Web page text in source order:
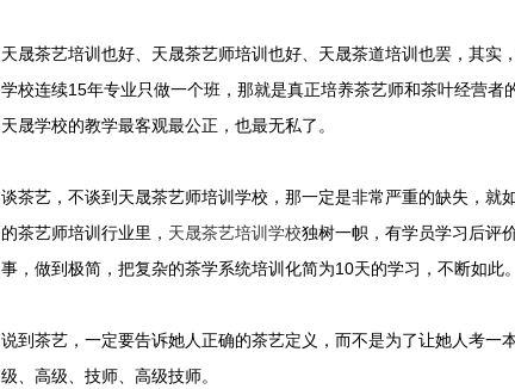
天晟茶艺培训也好、天晟茶艺师培训也好、天晟茶道培训也罢，其实
学校连续15年专业只做一个班，那就是真正培养茶艺师和茶叶经营者
天晟学校的教学最客观最公正，也最无私了。
谈茶艺，不谈到天晟茶艺师培训学校，那一定是非常严重的缺失，
的茶艺师培训行业里， 天晟茶艺培训学校独树一帜，有学员学习后评
事，做到极简，把复杂的茶学系统培训化简为10天的学习，不断如此。
说到茶艺，一定要告诉她人正确的茶艺定义，而不是为了让她人考一
级、高级、技师、高级技师。